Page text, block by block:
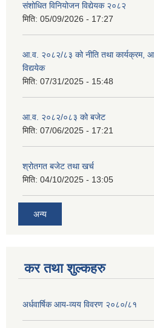
संशोधित विनियोजन विद्येयक २०८२
मिति: 05/09/2026 - 17:27
आ.व. २०८२/८३ को नीति तथा कार्यक्रम,
विद्ययेक
मिति: 07/31/2025 - 15:48
आ.व. २०८२/०८३ को बजेट
मिति: 07/06/2025 - 17:21
श्रोतगत बजेट तथा खर्च
मिति: 04/10/2025 - 13:05
अन्य
कर तथा शुल्कहरु
अर्धवार्षिक आय-व्यय विवरण २०८०/८१